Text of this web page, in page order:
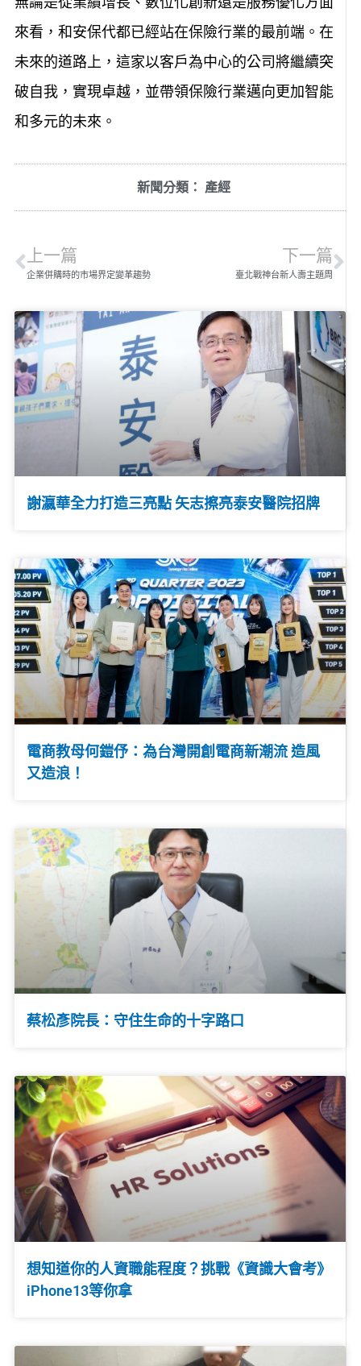
來看，和安保代都已經站在保險行業的最前端。在
未來的道路上，這家以客戶為中心的公司將繼續突
破自我，實現卓越，並帶領保險行業邁向更加智能
和多元的未來。
新聞分類： 產經
上一篇
企業併購時的市場界定變革趨勢
下一篇
臺北戰神台新人壽主題周
謝瀛華全力打造三亮點 矢志擦亮泰安醫院招牌
電商教母何鎧伃：為台灣開創電商新潮流 造風
又造浪！
蔡松彥院長：守住生命的十字路口
想知道你的人資職能程度？挑戰《資識大會考》
iPhone13等你拿